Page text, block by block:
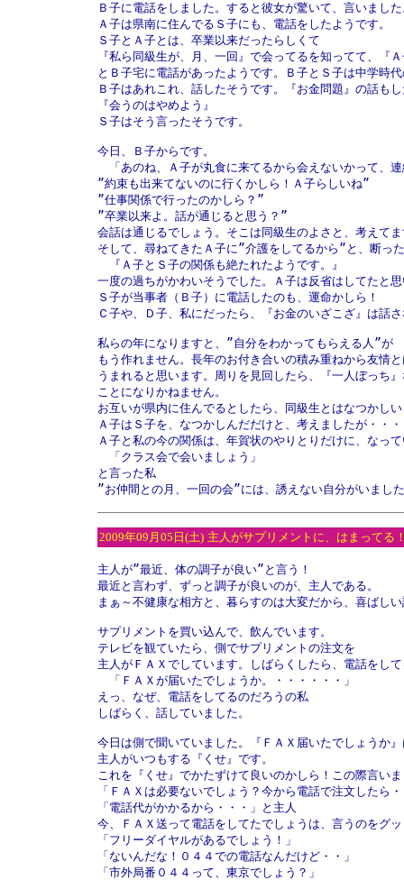
Ｂ子に電話をしました。すると彼女が驚いて、言いました
Ａ子は県南に住んでるＳ子にも、電話をしたようです。
Ｓ子とＡ子とは、卒業以来だったらしくて
『私ら同級生が、月、一回』で会ってるを知ってて、『
とＢ子宅に電話があったようです。Ｂ子とＳ子は中学時
Ｂ子はあれこれ、話したそうです。『お金問題』の話も
『会うのはやめよう』
Ｓ子はそう言ったそうです。
今日、Ｂ子からです。
「あのね、Ａ子が丸食に来てるから会えないかって、
”約束も出来てないのに行くかしら！Ａ子らしいね”
”仕事関係で行ったのかしら？”
”卒業以来よ。話が通じると思う？”
会話は通じるでしょう。そこは同級生のよさと、考えて
そして、尋ねてきたＡ子に”介護をしてるから”と、断っ
『Ａ子とＳ子の関係も絶たれたようです。』
一度の過ちがかわいそうでした。Ａ子は反省はしてたと
Ｓ子が当事者（Ｂ子）に電話したのも、運命かしら！
Ｃ子や、Ｄ子、私にだったら、『お金のいざこざ』は話
私らの年になりますと、”自分をわかってもらえる人”が
もう作れません。長年のお付き合いの積み重ねから友情と
うまれると思います。周りを見回したら、『一人ぼっち
ことになりかねません。
お互いが県内に住んでるとしたら、同級生とはなつかし
Ａ子はＳ子を、なつかしんだだけと、考えましたが・・・
Ａ子と私の今の関係は、年賀状のやりとりだけに、なっ
「クラス会で会いましょう」
と言った私
”お仲間との月、一回の会”には、誘えない自分がいまし
2009年09月05日(土) 主人がサプリメントに、はまってる
主人が”最近、体の調子が良い”と言う！
最近と言わず、ずっと調子が良いのが、主人である。
まぁ～不健康な相方と、暮らすのは大変だから、喜ばし
サプリメントを買い込んで、飲んでいます。
テレビを観ていたら、側でサプリメントの注文を
主人がＦＡＸでしています。しばらくしたら、電話をし
「ＦＡＸが届いたでしょうか。・・・・・・」
えっ、なぜ、電話をしてるのだろうの私
しばらく、話していました。
今日は側で聞いていました。『ＦＡＸ届いたでしょうか』
主人がいつもする『くせ』です。
これを『くせ』でかたずけて良いのかしら！この際言い
「ＦＡＸは必要ないでしょう？今から電話で注文したら
「電話代がかかるから・・・」と主人
今、ＦＡＸ送って電話をしてたでしょうは、言うのをグ
「フリーダイヤルがあるでしょう！」
「ないんだな！０４４での電話なんだけど・・」
「市外局番０４４って、東京でしょう？」